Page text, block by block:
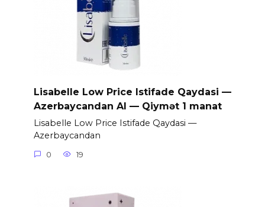
Lisabelle Low Price Istifade Qaydasi —
Azerbaycandan Al — Qiymət 1 manat
Lisabelle Low Price Istifade Qaydasi —
Azerbaycandan
0 19